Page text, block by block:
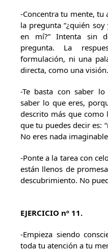
-Concentra tu mente,
la pregunta “¿quién
en mí?” Intenta sin
pregunta. La
formulación, ni una
directa, como una visión.
-Te basta con saber
saber lo que eres,
descrito más que como
que tu puedes decir es:
No eres nada
-Ponte a la tarea con
están llenos de
descubrimiento. No
EJERCICIO nº 11.
-Empieza siendo
toda tu atención a tu